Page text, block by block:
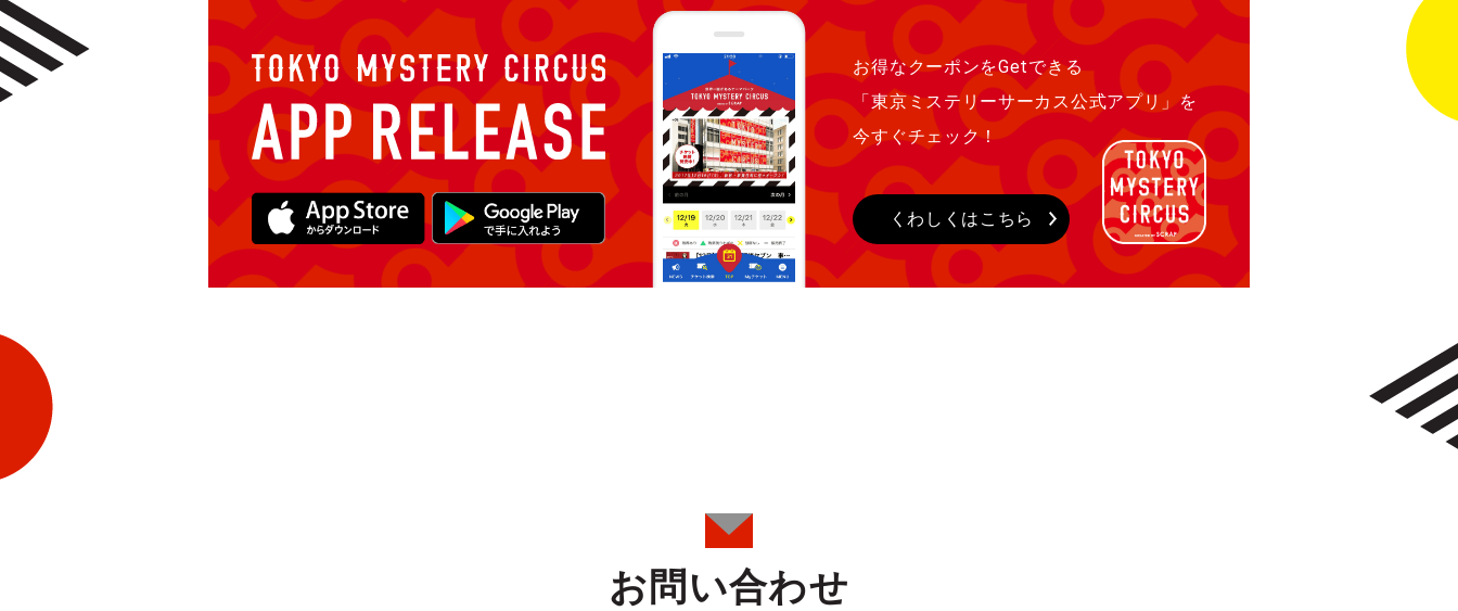
お得なクーポンをGetできる
「東京ミステリーサーカス公式アプリ」を
今すぐチェック！
くわしくはこちら
お問い合わせ